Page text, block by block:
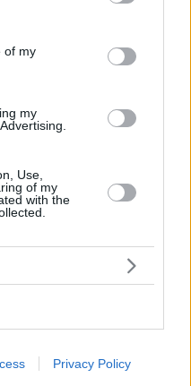
its third-party tags to
purposes in below Google
of my
my
Use,
of my
with the
Privacy Policy
των Στενών του